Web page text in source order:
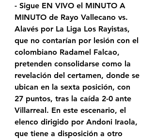
- Sigue EN VIVO el MINUTO A
MINUTO de Rayo Vallecano vs.
Alavés por La Liga Los Rayistas,
que no contarían por lesión con el
colombiano Radamel Falcao,
pretenden consolidarse como la
revelación del certamen, donde se
ubican en la sexta posición, con
27 puntos, tras la caída 2-0 ante
Villarreal. En este escenario, el
elenco dirigido por Andoni Iraola,
que tiene a disposición a otro